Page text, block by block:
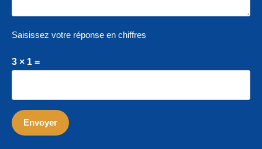
Saisissez votre réponse en chiffres
3 × 1 =